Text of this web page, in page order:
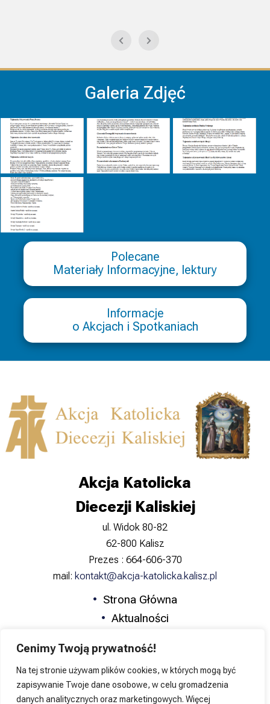
Cenimy Twoją prywatność!
Na tej stronie używam plików cookies, w których mogą być
zapisywanie Twoje dane osobowe, w celu gromadzenia
danych analitycznych oraz marketingowych. Więcej
Galeria Zdjęć
Polecane
Materiały Informacyjne, lektury
Informacje
o Akcjach i Spotkaniach
Akcja Katolicka
Diecezji Kaliskiej
ul. Widok 80-82
62-800 Kalisz
Prezes : 664-606-370
mail: kontakt@akcja-katolicka.kalisz.pl
Strona Główna
Aktualności
Formacja
Katolicka Nauka Społeczna
Kontakt